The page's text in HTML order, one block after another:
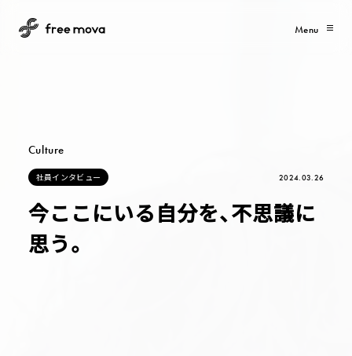
Menu
Culture
社員イ ンタビ ュー
社員インタビュー
2024.03.26
今ここにいる自分を、不思議に
思う。